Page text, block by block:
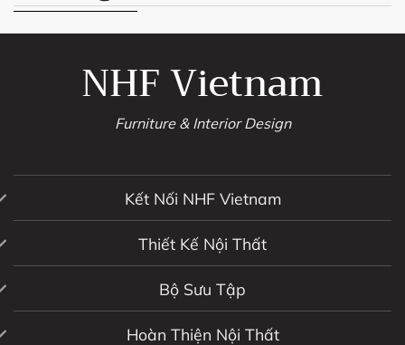
NHF Vietnam
Furniture & Interior Design
Kết Nối NHF Vietnam
Thiết Kế Nội Thất
Bộ Sưu Tập
Hoàn Thiện Nội Thất